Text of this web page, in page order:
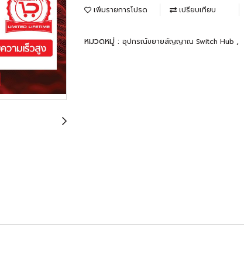
เพิ่มรายการโปรด เปรียบเทียบ
หมวดหมู่ : อุปกรณ์ขยายสัญญาณ Switch Hub ,